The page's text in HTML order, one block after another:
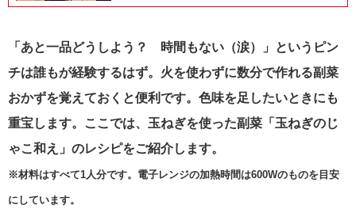
「あと一品どうしよう？ 時間もない（涙）」というピン
チは誰もが経験するはず。火を使わずに数分で作れる副菜
おかずを覚えておくと便利です。色味を足したいときにも
重宝します。ここでは、玉ねぎを使った副菜「玉ねぎのじ
ゃこ和え」のレシピをご紹介します。
※材料はすべて1人分です。電子レンジの加熱時間は600Wのものを目安
にしています。